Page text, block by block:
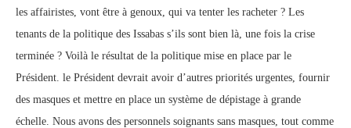
les affairistes, vont être à genoux, qui va tenter les racheter ? Les
tenants de la politique des Issabas s’ils sont bien là, une fois la crise
terminée ? Voilà le résultat de la politique mise en place par le
Président. le Président devrait avoir d’autres priorités urgentes, fournir
des masques et mettre en place un système de dépistage à grande
échelle. Nous avons des personnels soignants sans masques, tout comme